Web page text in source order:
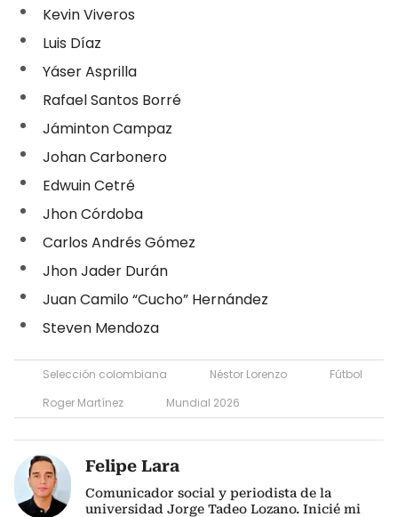
Kevin Viveros
Luis Díaz
Yáser Asprilla
Rafael Santos Borré
Jáminton Campaz
Johan Carbonero
Edwuin Cetré
Jhon Córdoba
Carlos Andrés Gómez
Jhon Jader Durán
Juan Camilo “Cucho” Hernández
Steven Mendoza
Selección colombiana Néstor Lorenzo
Fútbol
Roger Martínez
Mundial 2026
Felipe Lara
Comunicador social y periodista de la
universidad Jorge Tadeo Lozano. Inicié mi